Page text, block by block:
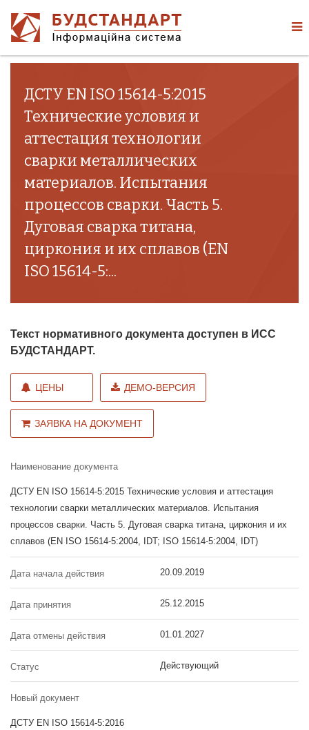
ДСТУ EN ISO 15614-5:2015
Технические условия и
аттестация технологии
сварки металлических
материалов. Испытания
процессов сварки. Часть 5.
Дуговая сварка титана,
циркония и их сплавов (EN
ISO 15614-5:...
Текст нормативного документа доступен в ИСС
БУДСТАНДАРТ.
ЦЕНЫ ДЕМО-ВЕРСИЯ
ЗАЯВКА НА ДОКУМЕНТ
Наименование документа
ДСТУ EN ISO 15614-5:2015 Технические условия и аттестация
технологии сварки металлических материалов. Испытания
процессов сварки. Часть 5. Дуговая сварка титана, циркония и их
сплавов (EN ISO 15614-5:2004, IDT; ISO 15614-5:2004, IDT)
Дата начала действия 20.09.2019
Дата принятия 25.12.2015
Дата отмены действия 01.01.2027
Статус Действующий
Новый документ
ДСТУ EN ISO 15614-5:2016